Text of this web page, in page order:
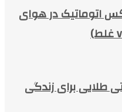
اتوماتیک در هوای
طلایی برای زندگی